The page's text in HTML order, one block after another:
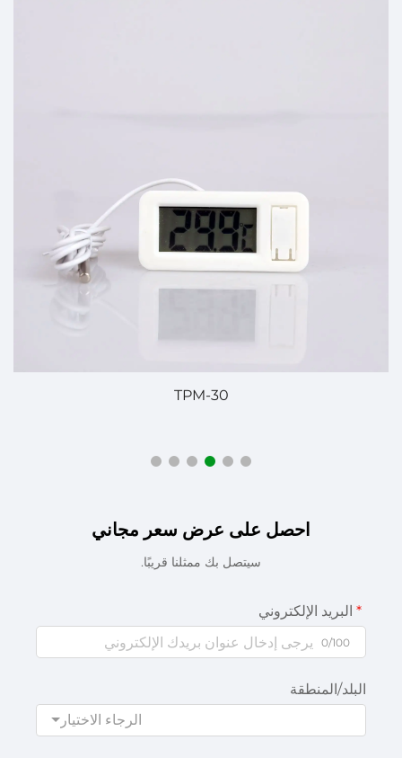
TPM-30
احصل على عرض سعر مجاني
سيتصل بك ممثلنا قريبًا.
البريد الإلكتروني
0/100
البلد/المنطقة
الرجاء الاختيار